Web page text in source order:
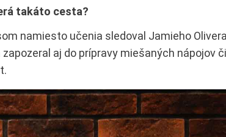
takáto cesta?
namiesto učenia sledoval Jamieho
aj do prípravy miešaných nápojov či